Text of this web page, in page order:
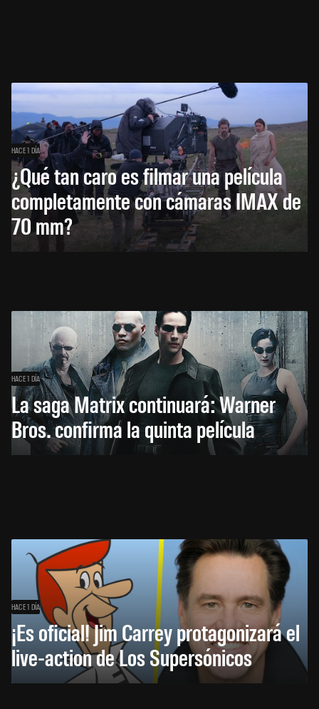
HACE 1 DÍA
¿Qué tan caro es filmar una película
completamente con cámaras IMAX de
70 mm?
HACE 1 DÍA
La saga Matrix continuará: Warner
Bros. confirma la quinta película
HACE 1 DÍA
¡Es oficial! Jim Carrey protagonizará el
live-action de Los Supersónicos